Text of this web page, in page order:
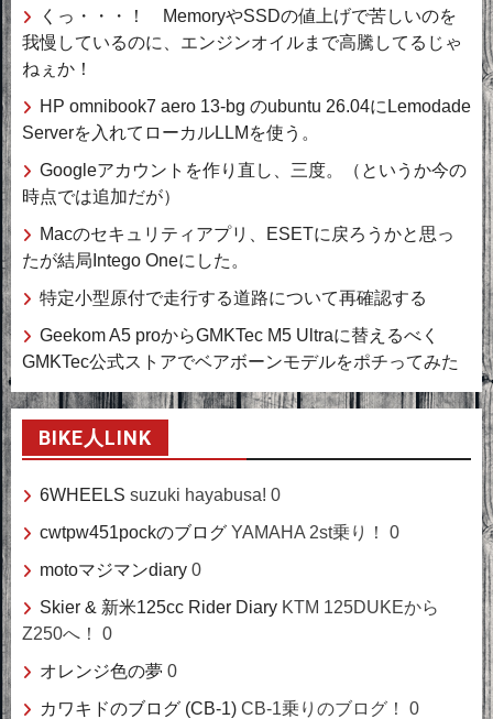
くっ・・・！ MemoryやSSDの値上げで苦しいのを
我慢しているのに、エンジンオイルまで高騰してるじゃ
ねぇか！
HP omnibook7 aero 13-bg のubuntu 26.04にLemodade
Serverを入れてローカルLLMを使う。
Googleアカウントを作り直し、三度。（というか今の
時点では追加だが）
Macのセキュリティアプリ、ESETに戻ろうかと思っ
たが結局Intego Oneにした。
特定小型原付で走行する道路について再確認する
Geekom A5 proからGMKTec M5 Ultraに替えるべく
GMKTec公式ストアでベアボーンモデルをポチってみた
BIKE人LINK
6WHEELS suzuki hayabusa! 0
cwtpw451pockのブログ YAMAHA 2st乗り！ 0
motoマジマンdiary 0
Skier & 新米125cc Rider Diary KTM 125DUKEから
Z250へ！ 0
オレンジ色の夢 0
カワキドのブログ (CB-1) CB-1乗りのブログ！ 0